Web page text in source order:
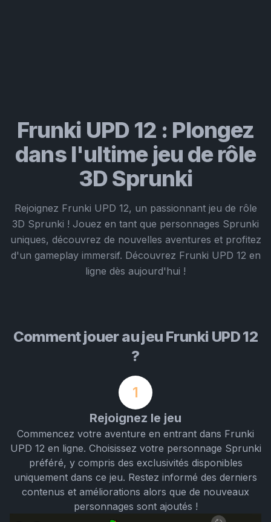
Frunki UPD 12 : Plongez
dans l'ultime jeu de rôle
3D Sprunki
Rejoignez Frunki UPD 12, un passionnant jeu de rôle
3D Sprunki ! Jouez en tant que personnages Sprunki
uniques, découvrez de nouvelles aventures et profitez
d'un gameplay immersif. Découvrez Frunki UPD 12 en
ligne dès aujourd'hui !
Comment jouer au jeu Frunki UPD 12
?
1
Rejoignez le jeu
Commencez votre aventure en entrant dans Frunki
UPD 12 en ligne. Choisissez votre personnage Sprunki
préféré, y compris des exclusivités disponibles
uniquement dans ce jeu. Restez informé des derniers
contenus et améliorations alors que de nouveaux
personnages sont ajoutés !